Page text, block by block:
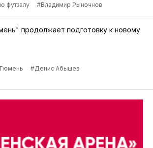
футзалу
#Владимир Рыночнов
продолжает подготовку к новому
#Денис Абышев